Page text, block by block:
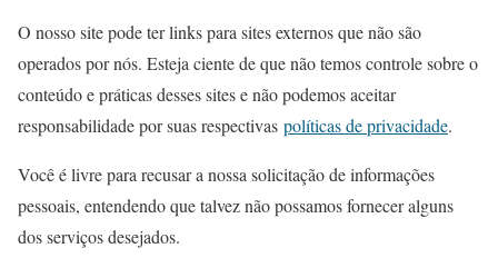
O nosso site pode ter links para sites externos que não são
operados por nós. Esteja ciente de que não temos controle sobre o
conteúdo e práticas desses sites e não podemos aceitar
responsabilidade por suas respectivas políticas de privacidade.
Você é livre para recusar a nossa solicitação de informações
pessoais, entendendo que talvez não possamos fornecer alguns
dos serviços desejados.